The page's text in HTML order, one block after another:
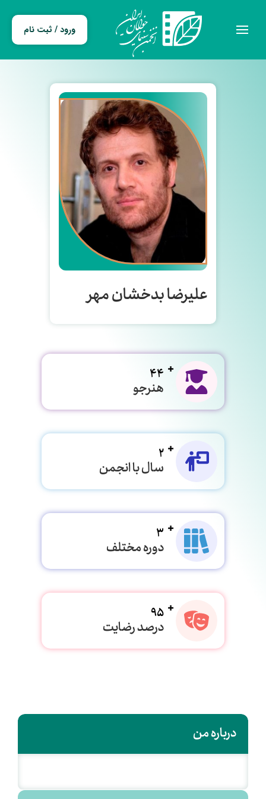
ورود / ثبت نام
44
هنرجو
2
سال با انجمن
3
دوره مختلف
95
درصد رضایت
علیرضا بدخشان مهر
درباره من